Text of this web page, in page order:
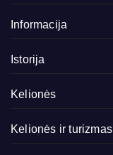
Informacija
Istorija
Kelionės
Kelionės ir turizmas